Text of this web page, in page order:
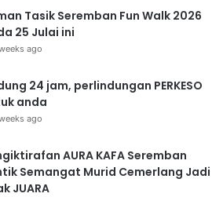
Tasik Seremban Fun Walk 2026
25 Julai ini
ago
24 jam, perlindungan PERKESO
anda
ago
AURA KAFA Seremban
Semangat Murid Cemerlang Jadi
JUARA